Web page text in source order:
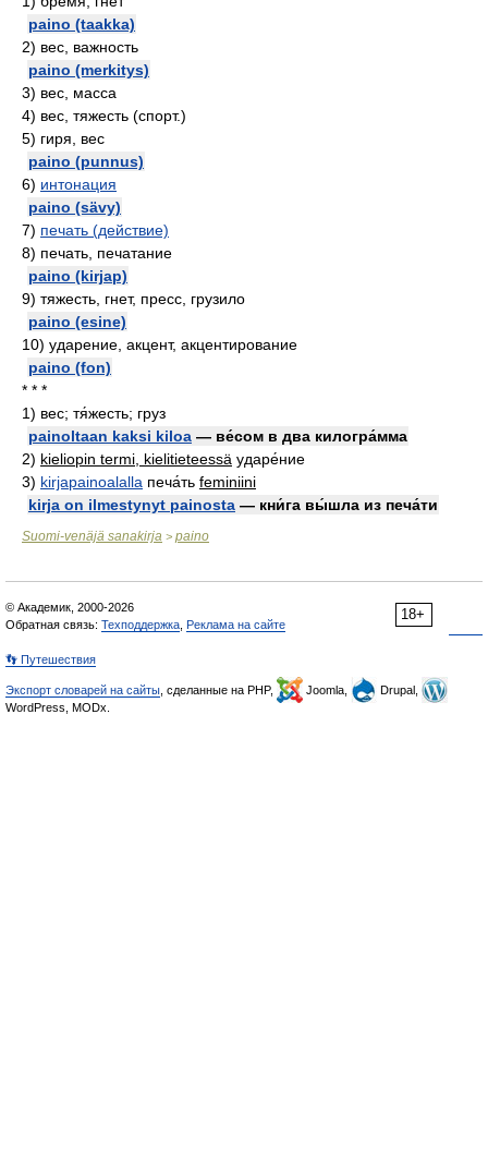
paino (taakka)
2) вес, важность
paino (merkitys)
3) вес, масса
4) вес, тяжесть (спорт.)
5) гиря, вес
paino (punnus)
6) интонация
paino (sävy)
7) печать (действие)
8) печать, печатание
paino (kirjap)
9) тяжесть, гнет, пресс, грузило
paino (esine)
10) ударение, акцент, акцентирование
paino (fon)
* * *
1) вес; тя́жесть; груз
painoltaan kaksi kiloa — ве́сом в два килогра́мма
2) kieliopin termi, kielitieteessä ударе́ние
3) kirjapainoalalla печа́ть feminiini
kirja on ilmestynyt painosta — кни́га вы́шла из печа́ти
Suomi-venäjä sanakirja > paino
18+
© Академик, 2000-2026
Обратная связь: Техподдержка Реклама на сайте
👣 Путешествия
Экспорт словарей на сайты , сделанные на PHP, Joomla,
Drupal,
WordPress, MODx.